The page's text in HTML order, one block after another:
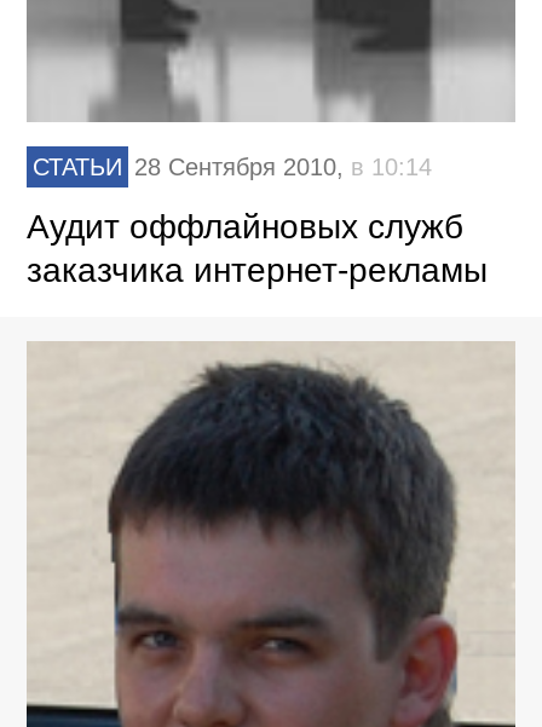
СТАТЬИ 28 Сентября 2010, в 10:14
Аудит оффлайновых служб
заказчика интернет-рекламы